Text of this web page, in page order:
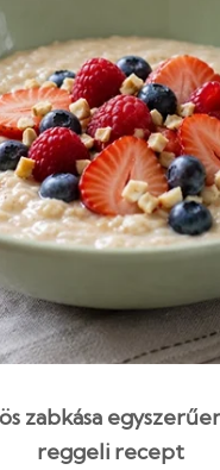
zabkása
reggeli recept